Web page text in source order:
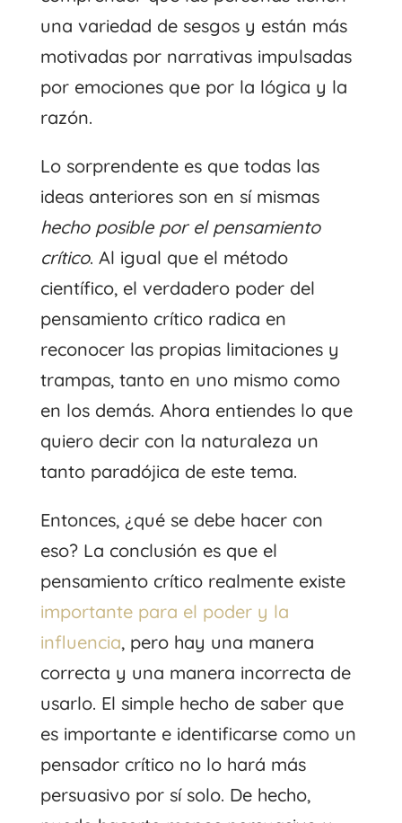
una variedad de sesgos y están más
motivadas por narrativas impulsadas
por emociones que por la lógica y la
razón.
Lo sorprendente es que todas las
ideas anteriores son en sí mismas
hecho posible por el pensamiento
crítico. Al igual que el método
científico, el verdadero poder del
pensamiento crítico radica en
reconocer las propias limitaciones y
trampas, tanto en uno mismo como
en los demás. Ahora entiendes lo que
quiero decir con la naturaleza un
tanto paradójica de este tema.
Entonces, ¿qué se debe hacer con
eso? La conclusión es que el
pensamiento crítico realmente existe
importante para el poder y la
influencia, pero hay una manera
correcta y una manera incorrecta de
usarlo. El simple hecho de saber que
es importante e identificarse como un
pensador crítico no lo hará más
persuasivo por sí solo. De hecho,